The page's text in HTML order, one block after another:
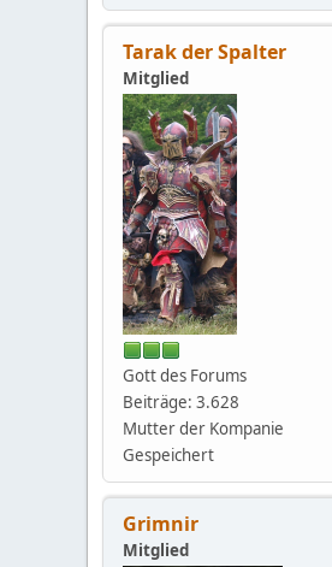
Tarak der Spalter
Mitglied
Gott des Forums
Beiträge: 3.628
Mutter der Kompanie
Gespeichert
Grimnir
Mitglied